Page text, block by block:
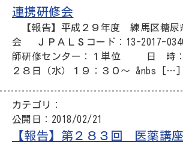
連携研修会
【報告】平成２９年度 練馬区糖尿
会 ＪＰＡＬＳコード：13-2017-
師研修センター：１単位 日 時：
２８日（水）１９：３０～ &nbs […]
カテゴリ：
公開日： 2018/02/21
【報告】第２８３回 医薬講座